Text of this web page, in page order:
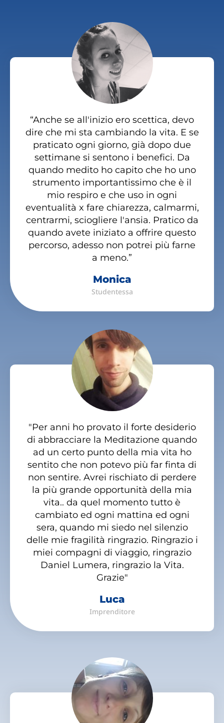
“Anche se all'inizio ero scettica, devo
dire che mi sta cambiando la vita. E se
praticato ogni giorno, già dopo due
settimane si sentono i benefici. Da
quando medito ho capito che ho uno
strumento importantissimo che è il
mio respiro e che uso in ogni
eventualità x fare chiarezza, calmarmi,
centrarmi, sciogliere l'ansia. Pratico da
quando avete iniziato a offrire questo
percorso, adesso non potrei più farne
a meno.”
Monica
Studentessa
"Per anni ho provato il forte desiderio
di abbracciare la Meditazione quando
ad un certo punto della mia vita ho
sentito che non potevo più far finta di
non sentire. Avrei rischiato di perdere
la più grande opportunità della mia
vita.. da quel momento tutto è
cambiato ed ogni mattina ed ogni
sera, quando mi siedo nel silenzio
delle mie fragilità ringrazio. Ringrazio i
miei compagni di viaggio, ringrazio
Daniel Lumera, ringrazio la Vita.
Grazie"
Luca
Imprenditore